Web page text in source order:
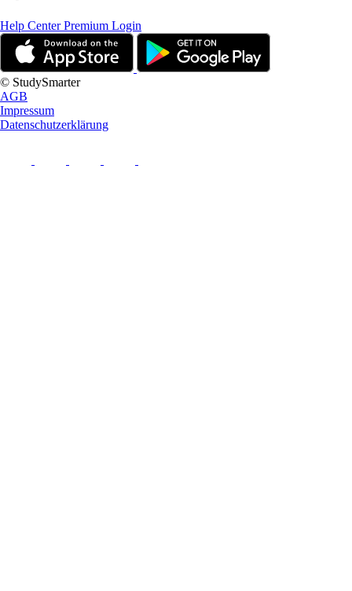
Help CenterPremium Login
© StudySmarter
AGB
Impressum
Datenschutzerklärung